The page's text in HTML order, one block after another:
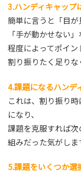
3.ハンディキャップ
簡単に言うと「目
「手が動かせない」
程度によってポイ
割り振りたく足りな
4.課題になるハンデ
これは、割り振り
になり、
課題を克服すれば
組みだった気がしま
5.課題をいくつか選